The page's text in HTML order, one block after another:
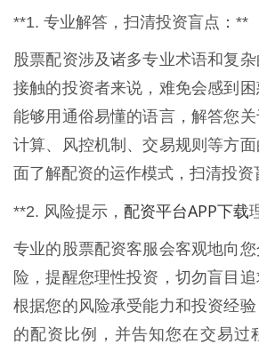
**1. 专业解答，扫清投资盲点：**
股票配资涉及诸多专业术语和复
接触的投资者来说，难免会感到
能够用通俗易懂的语言，解答您
计算、风控机制、交易规则等方
面了解配资的运作模式，扫清投资
**2. 风险提示， 配资平台APP下载
专业的股票配资客服会客观地向
险，提醒您理性投资，切勿盲目
根据您的风险承受能力和投资经
的配资比例，并告知您在交易过